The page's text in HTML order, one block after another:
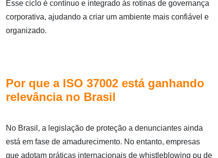
Esse ciclo é contínuo e integrado às rotinas de governança
corporativa, ajudando a criar um ambiente mais confiável e
organizado.
Por que a ISO 37002 está ganhando
relevância no Brasil
No Brasil, a legislação de proteção a denunciantes ainda
está em fase de amadurecimento. No entanto, empresas
que adotam práticas internacionais de whistleblowing ou de